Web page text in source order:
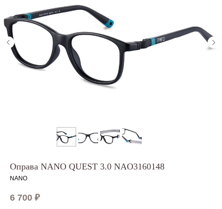
Оправа NANO QUEST 3.0 NAO3160148
NANO
6 700 ₽